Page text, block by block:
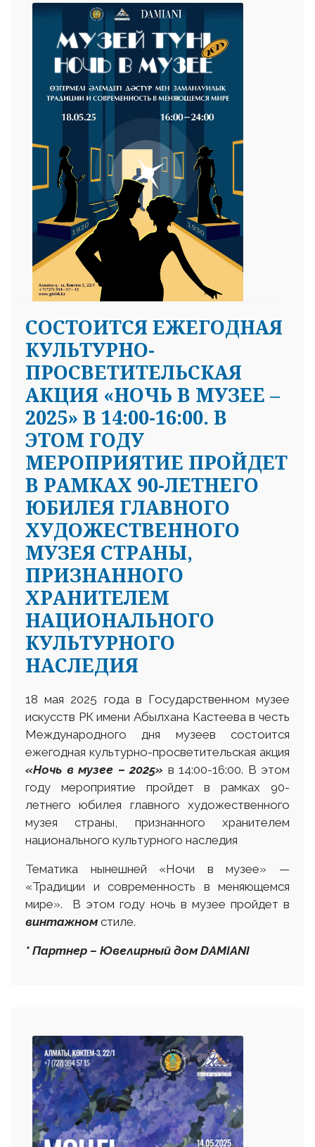
СОСТОИТСЯ ЕЖЕГОДНАЯ
КУЛЬТУРНО-
ПРОСВЕТИТЕЛЬСКАЯ
АКЦИЯ «НОЧЬ В МУЗЕЕ –
2025» В 14:00-16:00. В
ЭТОМ ГОДУ
МЕРОПРИЯТИЕ ПРОЙДЕТ
В РАМКАХ 90-ЛЕТНЕГО
ЮБИЛЕЯ ГЛАВНОГО
ХУДОЖЕСТВЕННОГО
МУЗЕЯ СТРАНЫ,
ПРИЗНАННОГО
ХРАНИТЕЛЕМ
НАЦИОНАЛЬНОГО
КУЛЬТУРНОГО
НАСЛЕДИЯ
18 мая 2025 года в Государственном музее
искусств РК имени Абылхана Кастеева в честь
Международного дня музеев состоится
ежегодная культурно-просветительская акция
«Ночь в музее – 2025» в 14:00-16:00. В этом
году мероприятие пройдет в рамках 90-
летнего юбилея главного художественного
музея страны, признанного хранителем
национального культурного наследия
Тематика нынешней «Ночи в музее» —
«Традиции и современность в меняющемся
мире». В этом году ночь в музее пройдет в
винтажном стиле.
* Партнер – Ювелирный дом DAMIANI